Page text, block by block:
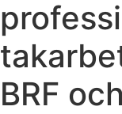
BRF